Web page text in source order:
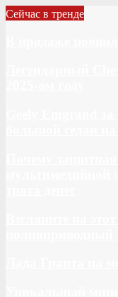
Сейчас в тренде